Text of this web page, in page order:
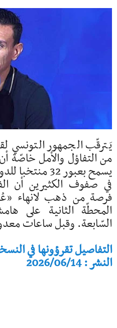
يَترقّب الجمهور التونسي
من التفاؤل والأمل خاصّة
يسمح بعبور 32
في صفوف الكثيرين أن
فرصة من ذهب لانهاء
المحطّة الثانية على
السّابعة. وقبل ساعات
التفاصيل تقرؤونها في
النشر : 2026/06/14